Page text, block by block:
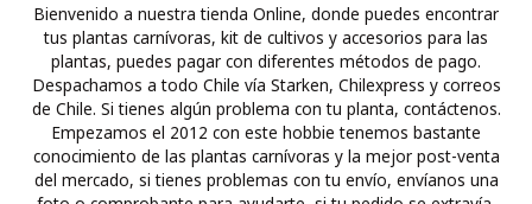
Bienvenido a nuestra tienda Online, donde puedes encontrar
tus plantas carnívoras, kit de cultivos y accesorios para las
plantas, puedes pagar con diferentes métodos de pago.
Despachamos a todo Chile vía Starken, Chilexpress y correos
de Chile. Si tienes algún problema con tu planta, contáctenos.
Empezamos el 2012 con este hobbie tenemos bastante
conocimiento de las plantas carnívoras y la mejor post-venta
del mercado, si tienes problemas con tu envío, envíanos una